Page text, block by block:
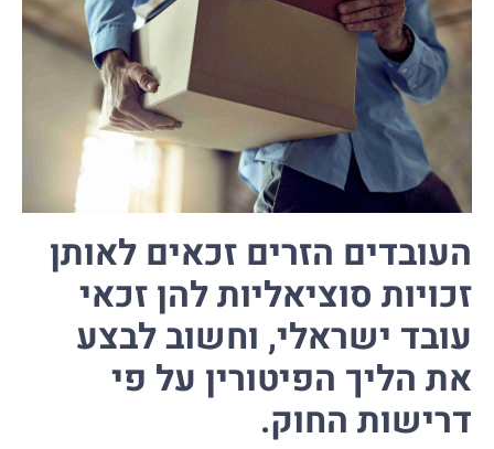
העובדים הזרים זכאים לאותן
זכויות סוציאליות להן זכאי
עובד ישראלי, וחשוב לבצע
את הליך הפיטורין על פי
דרישות החוק.